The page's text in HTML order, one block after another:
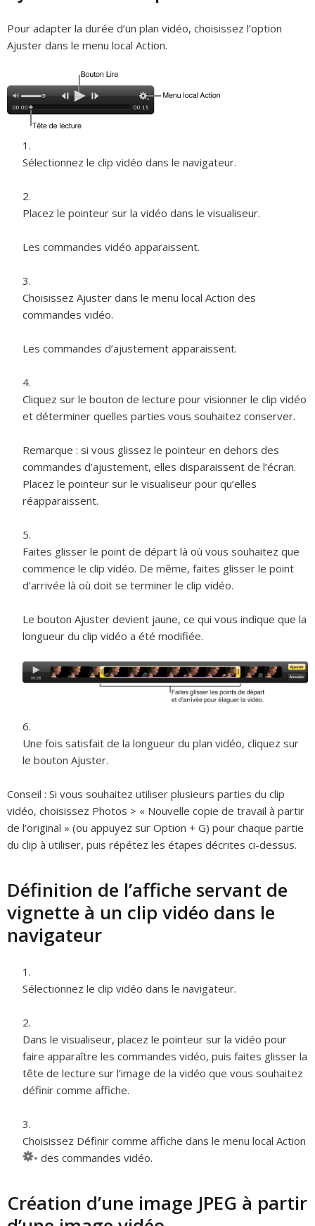
Pour adapter la durée d’un plan vidéo, choisissez l’option
Ajuster dans le menu local Action.
Sélectionnez le clip vidéo dans le navigateur.
Placez le pointeur sur la vidéo dans le visualiseur.
Les commandes vidéo apparaissent.
Choisissez Ajuster dans le menu local Action des
commandes vidéo.
Les commandes d’ajustement apparaissent.
Cliquez sur le bouton de lecture pour visionner le clip vidéo
et déterminer quelles parties vous souhaitez conserver.
Remarque : si vous glissez le pointeur en dehors des
commandes d’ajustement, elles disparaissent de l’écran.
Placez le pointeur sur le visualiseur pour qu’elles
réapparaissent.
Faites glisser le point de départ là où vous souhaitez que
commence le clip vidéo. De même, faites glisser le point
d’arrivée là où doit se terminer le clip vidéo.
Le bouton Ajuster devient jaune, ce qui vous indique que la
longueur du clip vidéo a été modifiée.
Une fois satisfait de la longueur du plan vidéo, cliquez sur
le bouton Ajuster.
Conseil : Si vous souhaitez utiliser plusieurs parties du clip
vidéo, choisissez Photos > « Nouvelle copie de travail à partir
de l’original » (ou appuyez sur Option + G) pour chaque partie
du clip à utiliser, puis répétez les étapes décrites ci-dessus.
Définition de l’affiche servant de
vignette à un clip vidéo dans le
navigateur
Sélectionnez le clip vidéo dans le navigateur.
Dans le visualiseur, placez le pointeur sur la vidéo pour
faire apparaître les commandes vidéo, puis faites glisser la
tête de lecture sur l’image de la vidéo que vous souhaitez
définir comme affiche.
Choisissez Définir comme affiche dans le menu local Action
des commandes vidéo.
Création d’une image JPEG à partir